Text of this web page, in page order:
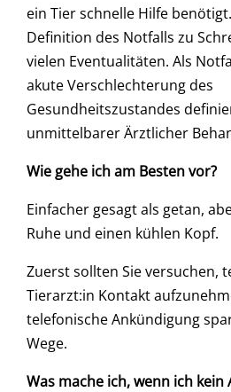
ein Tier schnelle Hilfe
Definition des Notfalls zu
vielen Eventualitäten. Als
akute Verschlechterung des
Gesundheitszustandes
unmittelbarer Ärztlicher
Wie gehe ich am Besten vor?
Einfacher gesagt als getan,
Ruhe und einen kühlen Kopf.
Zuerst sollten Sie versuchen,
Tierarzt:in Kontakt
telefonische Ankündigung
Wege.
Was mache ich, wenn ich kein